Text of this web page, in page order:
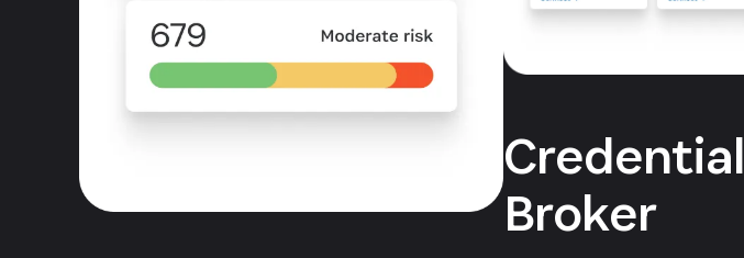
Credential
Broker